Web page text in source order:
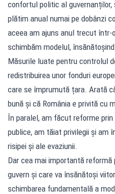
confortul politic al guvernanților,
plătim anual numai pe dobânzi
aceea am ajuns anul trecut
schimbăm modelul,
Măsurile luate pentru controlul
redistribuirea unor fonduri
care se împrumută țara. Arată
bună şi că România e privită cu
În paralel, am făcut reforme
publice, am tăiat privilegii şi am
risipei și ale evaziunii.
Dar cea mai importantă
guvern și care va însănătoși
schimbarea fundamentală a